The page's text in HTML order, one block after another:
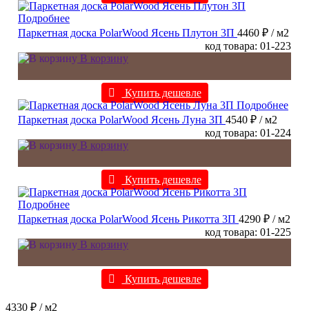
Подробнее
Паркетная доска PolarWood Ясень Плутон 3П 4460 ₽ / м2
код товара: 01-223
В корзину
Купить дешевле
Подробнее
Паркетная доска PolarWood Ясень Луна 3П 4540 ₽ / м2
код товара: 01-224
В корзину
Купить дешевле
Подробнее
Паркетная доска PolarWood Ясень Рикотта 3П 4290 ₽ / м2
код товара: 01-225
В корзину
Купить дешевле
4330 ₽ / м2